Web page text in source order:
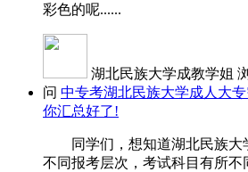
彩色的呢......
湖北民族大学成教学姐
问 中专考湖北民族大学成人大
你汇总好了!
同学们，想知道湖北民族大
不同报考层次，考试科目有所